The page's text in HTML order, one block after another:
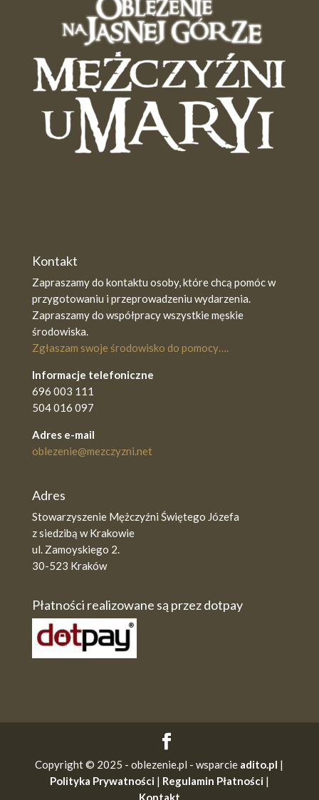
Kontakt
Zapraszamy do kontaktu osoby, które chcą pomóc w
przygotowaniu i przeprowadzeniu wydarzenia.
Zapraszamy do współpracy wszystkie męskie
środowiska.
Zgłaszam swoje środowisko do pomocy….
Informacje telefoniczne
696 003 111
504 016 097
Adres e-mail
oblezenie@mezczyzni.net
Adres
Stowarzyszenie Mężczyźni Świętego Józefa
z siedzibą w Krakowie
ul. Zamoyskiego 2.
30-523 Kraków
Płatności realizowane są przez dotpay
Copyright © 2025 - oblezenie.pl - wsparcie adito.pl |
Polityka Prywatności | Regulamin Płatności |
Kontakt